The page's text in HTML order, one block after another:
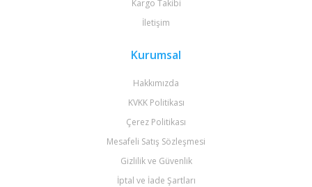
Kargo Takibi
İletişim
Kurumsal
Hakkımızda
KVKK Politikası
Çerez Politikası
Mesafeli Satış Sözleşmesi
Gizlilik ve Güvenlik
İptal ve İade Şartları